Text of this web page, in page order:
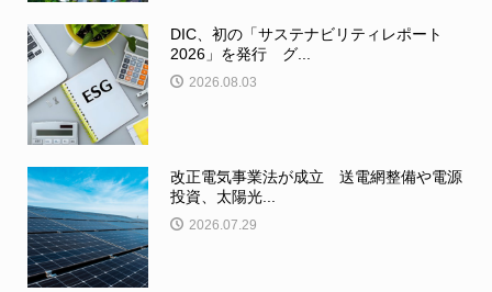
DIC、初の「サステナビリティレポート
2026」を発行 グ...
2026.08.03
改正電気事業法が成立 送電網整備や電源
投資、太陽光...
2026.07.29